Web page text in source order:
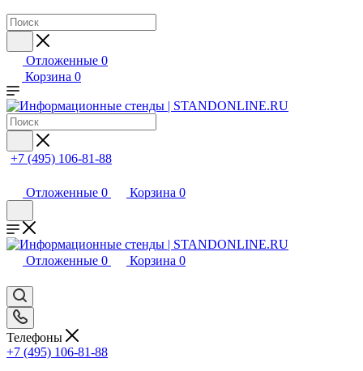
Отложенные 0
Корзина 0
+7 (495) 106-81-88
Отложенные 0 Корзина 0
Отложенные 0 Корзина 0
Телефоны
+7 (495) 106-81-88